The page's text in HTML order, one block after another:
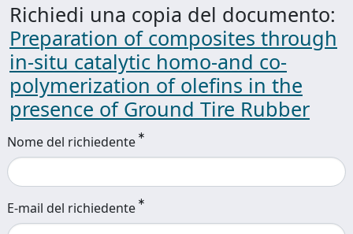
Richiedi una copia del documento:
Preparation of composites through
in-situ catalytic homo-and co-
polymerization of olefins in the
presence of Ground Tire Rubber
Nome del richiedente
E-mail del richiedente